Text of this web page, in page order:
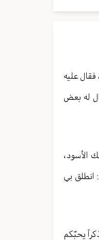
عليه
له بعض
الأسود،
انطلق بي
يحبّكم